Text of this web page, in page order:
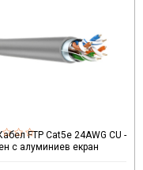
FTP Cat5e 24AWG CU -
с алуминиев екран